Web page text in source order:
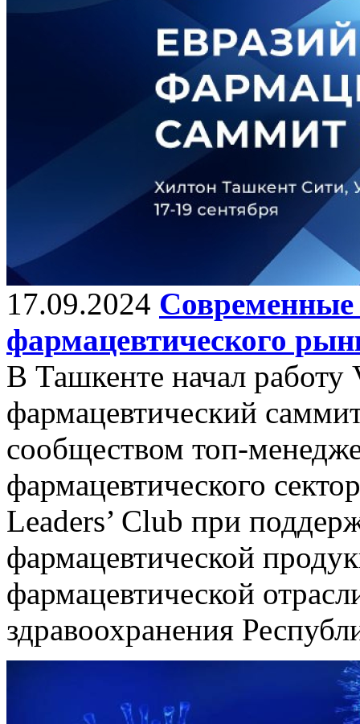
17.09.2024 Современные
фармацевтического
В Ташкенте начал работу
фармацевтический
сообществом топ-
фармацевтического
Leaders’ Club при
фармацевтической
фармацевтической
здравоохранения